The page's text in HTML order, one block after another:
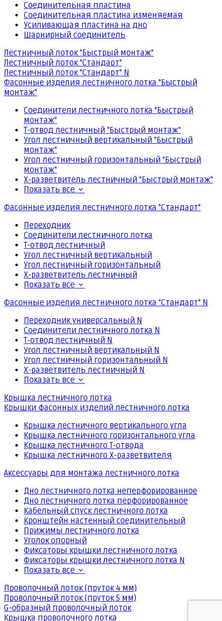
Соединительная пластина
Соединительная пластина изменяемая
Усиливающая пластина на дно
Шарнирный соединитель
Лестничный лоток "Быстрый монтаж"
Лестничный лоток "Стандарт"
Лестничный лоток "Стандарт" N
Фасонные изделия лестничного лотка "Быстрый
монтаж"
Соединители лестничного лотка "Быстрый
монтаж"
Т-отвод лестничный "Быстрый монтаж"
Угол лестничный вертикальный "Быстрый
монтаж"
Угол лестничный горизонтальный "Быстрый
монтаж"
Х-разветвитель лестничный "Быстрый монтаж"
Показать все
Фасонные изделия лестничного лотка "Стандарт"
Переходник
Соединители лестничного лотка
Т-отвод лестничный
Угол лестничный вертикальный
Угол лестничный горизонтальный
Х-разветвитель лестничный
Показать все
Фасонные изделия лестничного лотка "Стандарт" N
Переходник универсальный N
Соединители лестничного лотка N
Т-отвод лестничный N
Угол лестничный вертикальный N
Угол лестничный горизонтальный N
Х-разветвитель лестничный N
Показать все
Крышка лестничного лотка
Крышки фасонных изделий лестничного лотка
Крышка лестничного вертикального угла
Крышка лестничного горизонтального угла
Крышка лестничного Т-отвода
Крышка лестничного Х-разветвителя
Аксессуары для монтажа лестничного лотка
Дно лестничного лотка неперфорированное
Дно лестничного лотка перфорированное
Кабельный спуск лестничного лотка
Кронштейн настенный соединительный
Прижимы лестничного лотка
Уголок опорный
Фиксаторы крышки лестничного лотка
Фиксаторы крышки лестничного лотка N
Показать все
Проволочный лоток (пруток 4 мм)
Проволочный лоток (пруток 5 мм)
G-образный проволочный лоток
Крышка проволочного лотка